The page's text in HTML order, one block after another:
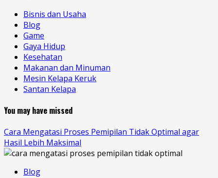
Bisnis dan Usaha
Blog
Game
Gaya Hidup
Kesehatan
Makanan dan Minuman
Mesin Kelapa Keruk
Santan Kelapa
You may have missed
Cara Mengatasi Proses Pemipilan Tidak Optimal agar
Hasil Lebih Maksimal
Blog